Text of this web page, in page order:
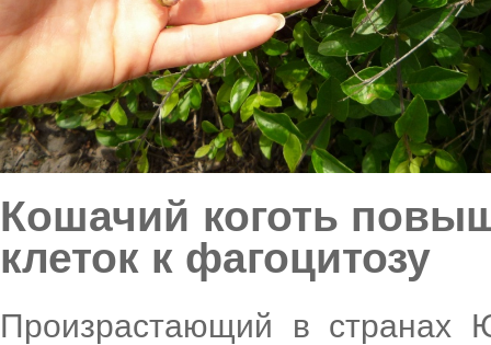
Кошачий коготь
клеток к фагоцитозу
Произрастающий в странах